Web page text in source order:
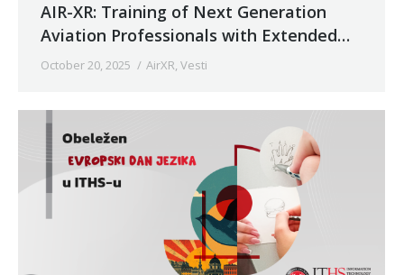
AIR-XR: Training of Next Generation
Aviation Professionals with Extended
Reality Tools
October 20, 2025 AirXR, Vesti